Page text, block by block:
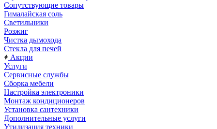
Сопутствующие товары
Гималайская соль
Светильники
Розжиг
Чистка дымохода
Стекла для печей
Акции
Услуги
Сервисные службы
Сборка мебели
Настройка электроники
Монтаж кондиционеров
Установка сантехники
Дополнительные услуги
Утилизация техники